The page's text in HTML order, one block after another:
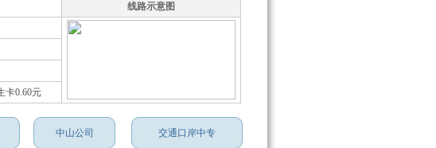
线路示意图
卡0.60元
中山公司 交通口岸中专